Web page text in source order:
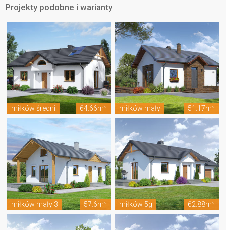
Projekty podobne i warianty
miłków średni 64.66m² miłków mały 51.17m²
miłków mały 3 57.6m² miłków 5g 62.88m²